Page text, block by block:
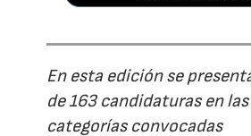
En esta edición se
de 163 candidaturas en
categorías convocadas